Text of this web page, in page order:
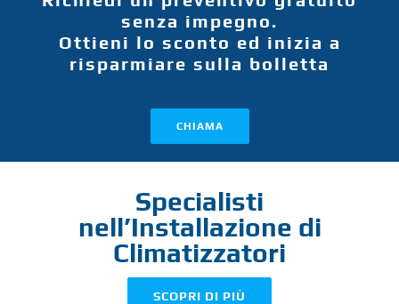
senza impegno.
Ottieni lo sconto ed inizia a
risparmiare sulla bolletta
CHIAMA
Specialisti
nell’Installazione di
Climatizzatori
SCOPRI DI PIÙ